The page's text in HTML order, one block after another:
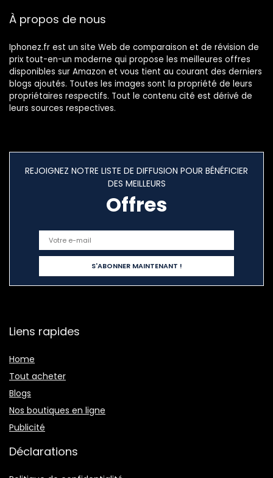
À propos de nous
Iphonez.fr est un site Web de comparaison et de révision de
prix tout-en-un moderne qui propose les meilleures offres
disponibles sur Amazon et vous tient au courant des derniers
blogs ajoutés. Toutes les images sont la propriété de leurs
propriétaires respectifs. Tout le contenu cité est dérivé de
leurs sources respectives.
REJOIGNEZ NOTRE LISTE DE DIFFUSION POUR BÉNÉFICIER
DES MEILLEURS
Offres
Liens rapides
Home
Tout acheter
Blogs
Nos boutiques en ligne
Publicité
Déclarations